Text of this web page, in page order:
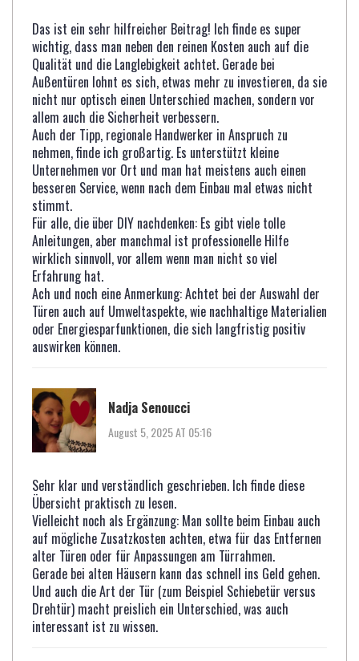
Das ist ein sehr hilfreicher Beitrag! Ich finde es super
wichtig, dass man neben den reinen Kosten auch auf die
Qualität und die Langlebigkeit achtet. Gerade bei
Außentüren lohnt es sich, etwas mehr zu investieren, da sie
nicht nur optisch einen Unterschied machen, sondern vor
allem auch die Sicherheit verbessern.
Auch der Tipp, regionale Handwerker in Anspruch zu
nehmen, finde ich großartig. Es unterstützt kleine
Unternehmen vor Ort und man hat meistens auch einen
besseren Service, wenn nach dem Einbau mal etwas nicht
stimmt.
Für alle, die über DIY nachdenken: Es gibt viele tolle
Anleitungen, aber manchmal ist professionelle Hilfe
wirklich sinnvoll, vor allem wenn man nicht so viel
Erfahrung hat.
Ach und noch eine Anmerkung: Achtet bei der Auswahl der
Türen auch auf Umweltaspekte, wie nachhaltige Materialien
oder Energiesparfunktionen, die sich langfristig positiv
auswirken können.
Nadja Senoucci
August 5, 2025 AT 05:16
Sehr klar und verständlich geschrieben. Ich finde diese
Übersicht praktisch zu lesen.
Vielleicht noch als Ergänzung: Man sollte beim Einbau auch
auf mögliche Zusatzkosten achten, etwa für das Entfernen
alter Türen oder für Anpassungen am Türrahmen.
Gerade bei alten Häusern kann das schnell ins Geld gehen.
Und auch die Art der Tür (zum Beispiel Schiebetür versus
Drehtür) macht preislich ein Unterschied, was auch
interessant ist zu wissen.